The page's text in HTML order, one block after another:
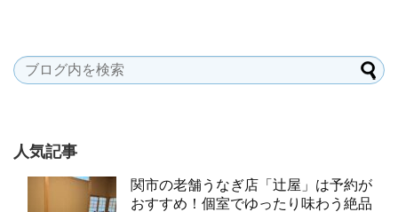
人気記事
関市の老舗うなぎ店「辻屋」は予約が
おすすめ！個室でゆったり味わう絶品